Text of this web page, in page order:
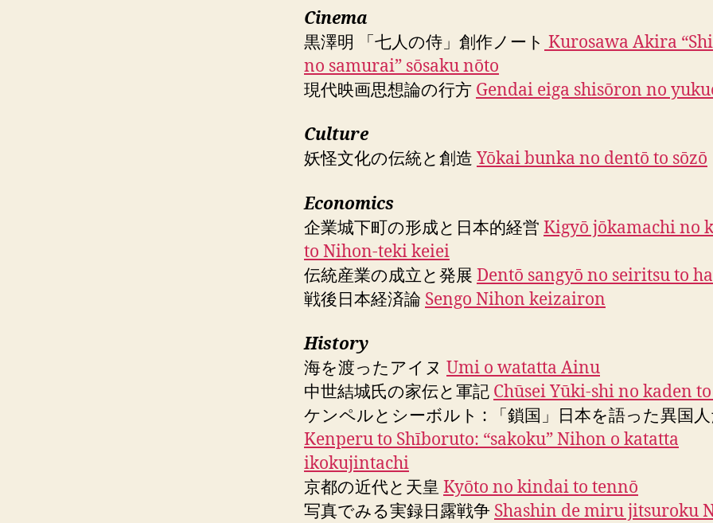
Cinema
黒澤明 「七人の侍」創作ノート Kurosawa Akira
no samurai” sōsaku nōto
現代映画思想論の行方 Gendai eiga shisōron no
Culture
妖怪文化の伝統と創造 Yōkai bunka no dentō to sōzō
Economics
企業城下町の形成と日本的経営 Kigyō jōkamachi no
to Nihon-teki keiei
伝統産業の成立と発展 Dentō sangyō no seiritsu to
戦後日本経済論 Sengo Nihon keizairon
History
海を渡ったアイヌ Umi o watatta Ainu
中世結城氏の家伝と軍記 Chūsei Yūki-shi no kaden
ケンペルとシーボルト : 「鎖国」日本を語った異国
Kenperu to Shīboruto: “sakoku” Nihon o katatta
ikokujintachi
京都の近代と天皇 Kyōto no kindai to tennō
写真でみる実録日露戦争 Shashin de miru jitsuroku